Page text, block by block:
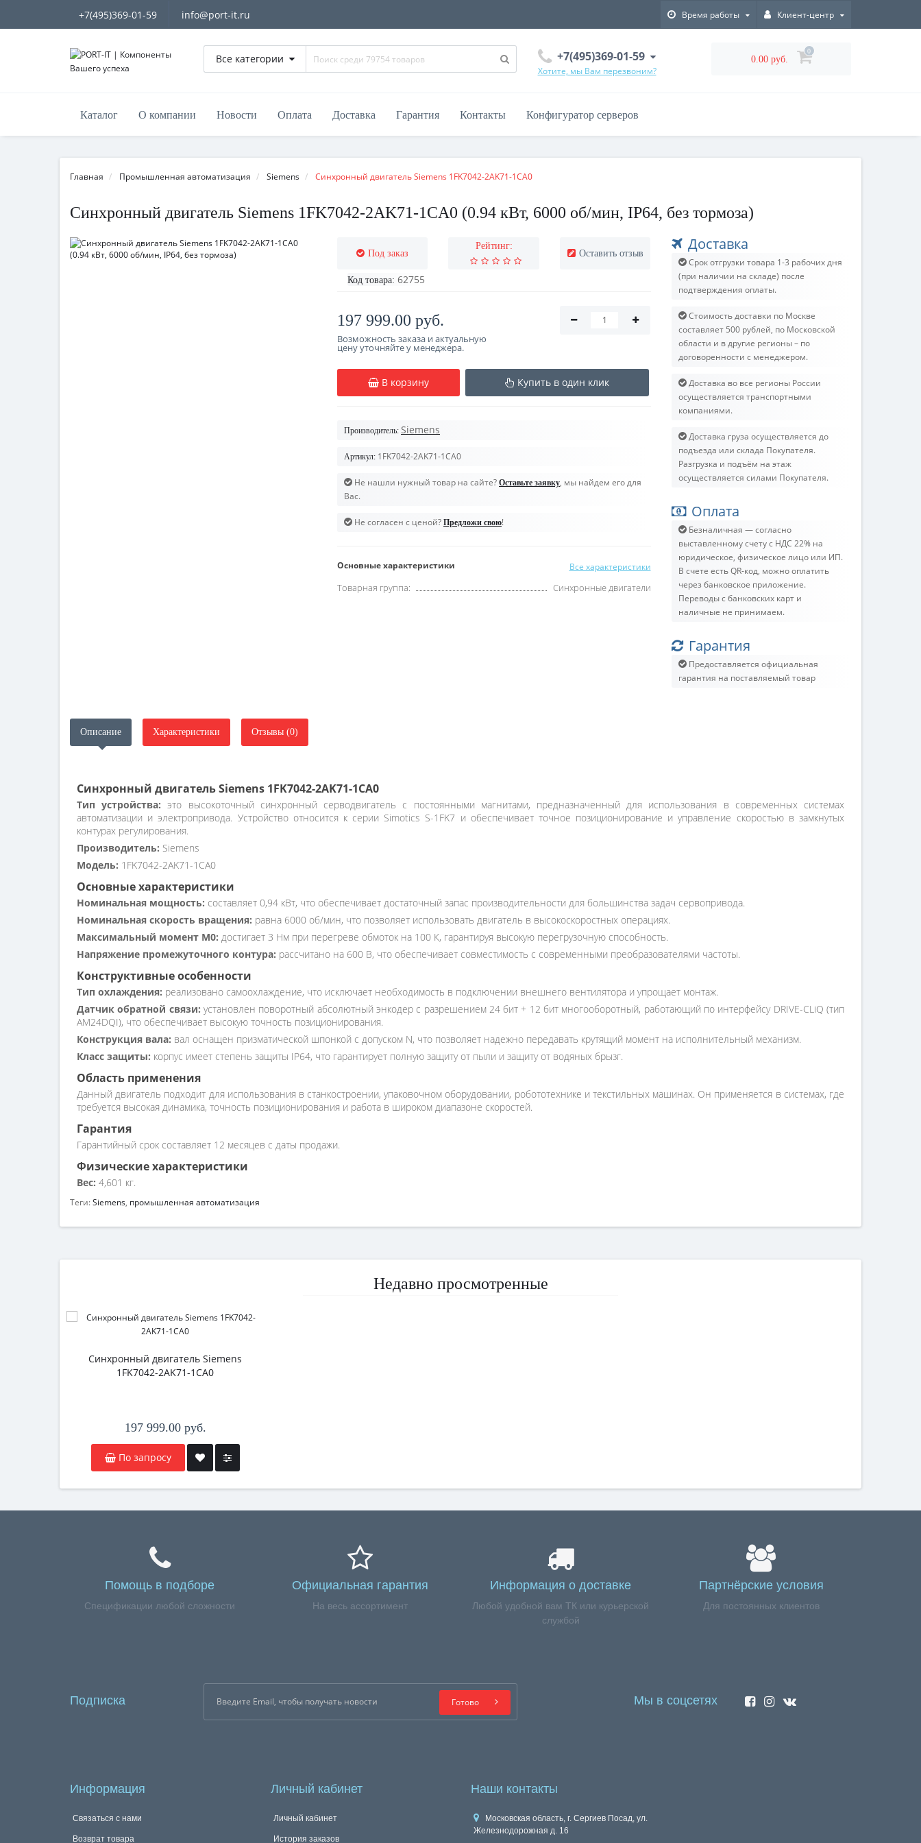
+7(495)369-01-59 info@port-it.ru Время работы Клиент-центр
Все категории +7(495)369-01-59
Хотите, мы Вам перезвоним?
0.00 руб.
0
Каталог О компании Новости Оплата Доставка Гарантия Контакты Конфигуратор серверов
Главная Промышленная автоматизация Siemens Синхронный двигатель Siemens 1FK7042-2AK71-1CA0
Синхронный двигатель Siemens 1FK7042-2AK71-1CA0 (0.94 кВт, 6000 об/мин, IP64, без тормоза)
Под заказ
Рейтинг:
Оставить отзыв
Код товара: 62755
197 999.00 руб.
Возможность заказа и актуальную
цену уточняйте у менеджера.
В корзину Купить в один клик
Производитель: Siemens
Артикул: 1FK7042-2AK71-1CA0
Не нашли нужный товар на сайте? Оставьте заявку, мы найдем его для
Вас.
Не согласен с ценой? Предложи свою!
Основные характеристики Все характеристики
Товарная группа: Синхронные двигатели
Доставка
Срок отгрузки товара 1-3 рабочих дня
(при наличии на складе) после
подтверждения оплаты.
Стоимость доставки по Москве
составляет 500 рублей, по Московской
области и в другие регионы – по
договоренности с менеджером.
Доставка во все регионы России
осуществляется транспортными
компаниями.
Доставка груза осуществляется до
подъезда или склада Покупателя.
Разгрузка и подъём на этаж
осуществляется силами Покупателя.
Оплата
Безналичная — согласно
выставленному счету c НДС 22% на
юридическое, физическое лицо или ИП.
В счете есть QR-код, можно оплатить
через банковское приложение.
Переводы с банковских карт и
наличные не принимаем.
Гарантия
Предоставляется официальная
гарантия на поставляемый товар
Описание Характеристики Отзывы (0)
Синхронный двигатель Siemens 1FK7042-2AK71-1CA0
Тип устройства: это высокоточный синхронный серводвигатель с постоянными магнитами, предназначенный для использования в современных системах
автоматизации и электропривода. Устройство относится к серии Simotics S-1FK7 и обеспечивает точное позиционирование и управление скоростью в замкнутых
контурах регулирования.
Производитель: Siemens
Модель: 1FK7042-2AK71-1CA0
Основные характеристики
Номинальная мощность: составляет 0,94 кВт, что обеспечивает достаточный запас производительности для большинства задач сервопривода.
Номинальная скорость вращения: равна 6000 об/мин, что позволяет использовать двигатель в высокоскоростных операциях.
Максимальный момент M0: достигает 3 Нм при перегреве обмоток на 100 К, гарантируя высокую перегрузочную способность.
Напряжение промежуточного контура: рассчитано на 600 В, что обеспечивает совместимость с современными преобразователями частоты.
Конструктивные особенности
Тип охлаждения: реализовано самоохлаждение, что исключает необходимость в подключении внешнего вентилятора и упрощает монтаж.
Датчик обратной связи: установлен поворотный абсолютный энкодер с разрешением 24 бит + 12 бит многооборотный, работающий по интерфейсу DRIVE-CLiQ (тип
AM24DQI), что обеспечивает высокую точность позиционирования.
Конструкция вала: вал оснащен призматической шпонкой с допуском N, что позволяет надежно передавать крутящий момент на исполнительный механизм.
Класс защиты: корпус имеет степень защиты IP64, что гарантирует полную защиту от пыли и защиту от водяных брызг.
Область применения
Данный двигатель подходит для использования в станкостроении, упаковочном оборудовании, робототехнике и текстильных машинах. Он применяется в системах, где
требуется высокая динамика, точность позиционирования и работа в широком диапазоне скоростей.
Гарантия
Гарантийный срок составляет 12 месяцев с даты продажи.
Физические характеристики
Вес: 4,601 кг.
Теги:Siemens, промышленная автоматизация
Недавно просмотренные
Синхронный двигатель Siemens
1FK7042-2AK71-1CA0
197 999.00 руб.
По запросу
Помощь в подборе
Спецификации любой сложности
Официальная гарантия
На весь ассортимент
Информация о доставке
Любой удобной вам ТК или курьерской
службой
Партнёрские условия
Для постоянных клиентов
Подписка Готово Мы в соцсетях
Информация
Связаться с нами
Возврат товара
Личный кабинет
Личный кабинет
История заказов
Наши контакты
Московская область, г. Сергиев Посад, ул.
Железнодорожная д. 16